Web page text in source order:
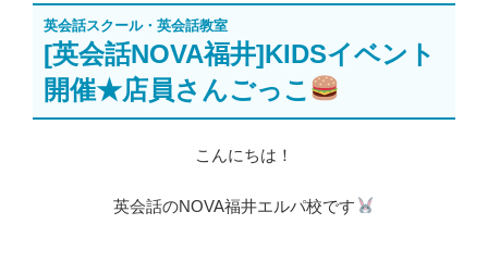
稿
日:
英会話スクール・英会話教室
[英会話NOVA福井]KIDSイベント
開催★店員さんごっこ
こんにちは！
英会話のNOVA福井エルパ校です